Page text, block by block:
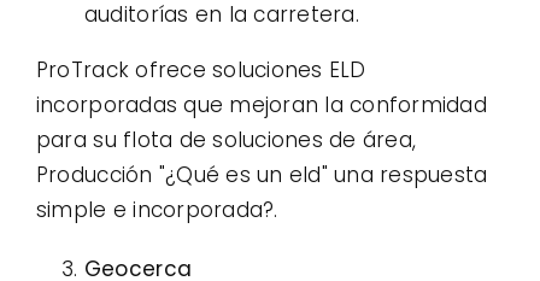
auditorías en la carretera.
ProTrack ofrece soluciones ELD
incorporadas que mejoran la conformidad
para su flota de soluciones de área,
Producción "¿Qué es un eld" una respuesta
simple e incorporada?.
Geocerca